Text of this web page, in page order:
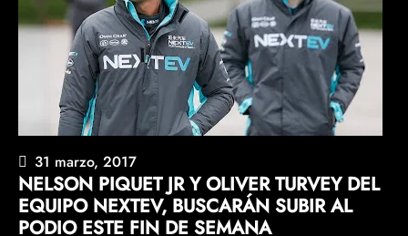
31 marzo, 2017
NELSON PIQUET JR Y OLIVER TURVEY DEL
EQUIPO NEXTEV, BUSCARÁN SUBIR AL
PODIO ESTE FIN DE SEMANA